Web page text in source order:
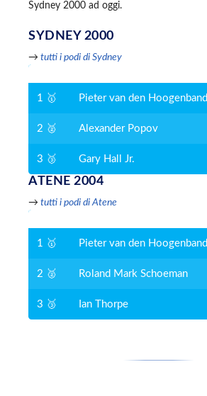
Sydney 2000 ad oggi.
SYDNEY 2000
→ tutti i podi di Sydney
1 🥇 Pieter van den Hoogenband
2 🥈 Alexander Popov
3 🥉 Gary Hall Jr.
ATENE 2004
→ tutti i podi di Atene
1 🥇 Pieter van den Hoogenband
2 🥈 Roland Mark Schoeman
3 🥉 Ian Thorpe